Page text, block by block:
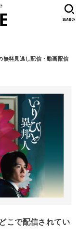
SEARCH
無料見逃し配信・動画配信
こで配信されてい